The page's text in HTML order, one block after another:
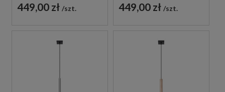
449,00 zł szt. 449,00 zł szt.